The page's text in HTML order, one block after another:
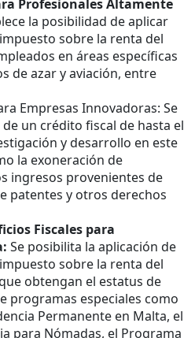
Profesionales Altamente
la posibilidad de aplicar
sobre la renta del
en áreas específicas
de azar y aviación, entre
Empresas Innovadoras: Se
un crédito fiscal de hasta el
y desarrollo en este
la exoneración de
ingresos provenientes de
patentes y otros derechos
Fiscales para
Se posibilita la aplicación de
sobre la renta del
obtengan el estatus de
programas especiales como
Permanente en Malta, el
para Nómadas, el Programa